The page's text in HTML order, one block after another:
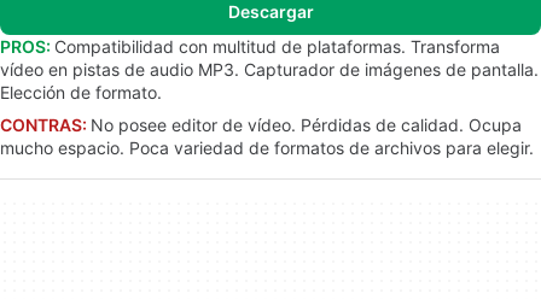
Descargar
PROS: Compatibilidad con multitud de plataformas. Transforma
vídeo en pistas de audio MP3. Capturador de imágenes de pantalla.
Elección de formato.
CONTRAS: No posee editor de vídeo. Pérdidas de calidad. Ocupa
mucho espacio. Poca variedad de formatos de archivos para elegir.